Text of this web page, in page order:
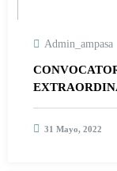
Admin_ampasa
SANTA ANA
31 Mayo, 2022